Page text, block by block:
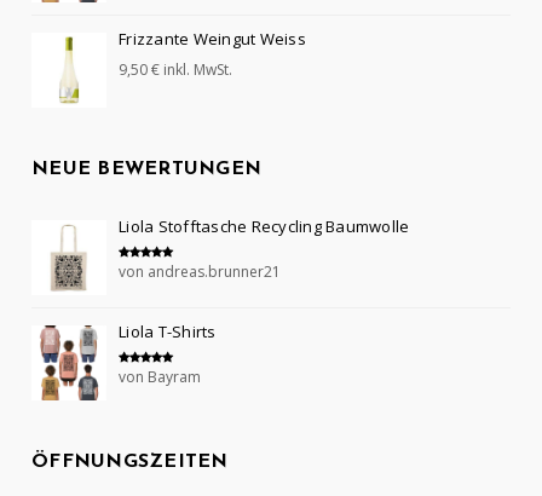
Frizzante Weingut Weiss
9,50€ inkl. MwSt.
NEUE BEWERTUNGEN
Liola Stofftasche Recycling Baumwolle
Bewertet mit
von andreas.brunner21
Liola T-Shirts
Bewertet mit
von Bayram
ÖFFNUNGSZEITEN